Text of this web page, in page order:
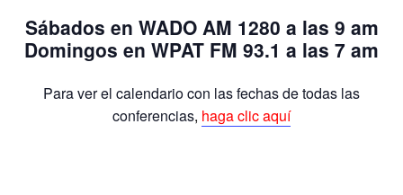
Sábados en WADO AM 1280 a las 9 am
Domingos en WPAT FM 93.1 a las 7 am
Para ver el calendario con las fechas de todas las
conferencias, haga clic aquí